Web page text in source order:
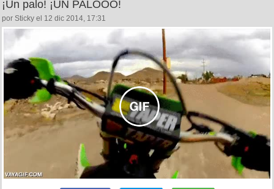
¡Un palo! ¡UN PALOOO!
por Sticky el 12 dic 2014, 17:31